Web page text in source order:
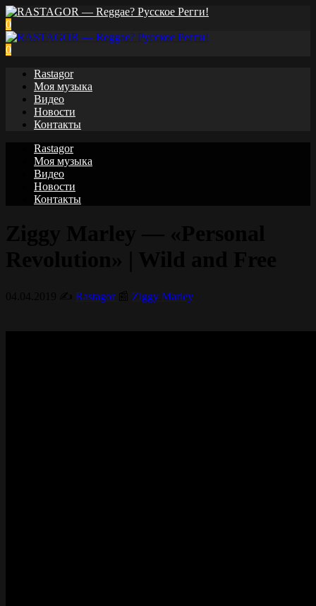
0
0
Rastagor
Моя музыка
Видео
Новости
Контакты
Rastagor
Моя музыка
Видео
Новости
Контакты
Rastagor Ziggy Marley